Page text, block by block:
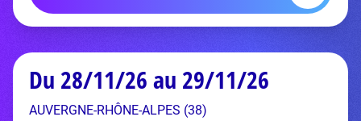
Du 28/11/26 au 29/11/26
AUVERGNE-RHÔNE-ALPES (38)